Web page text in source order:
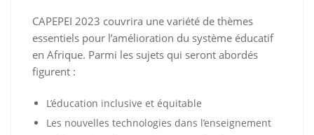
CAPEPEI 2023 couvrira une variété de thèmes
essentiels pour l’amélioration du système éducatif
en Afrique. Parmi les sujets qui seront abordés
figurent :
L’éducation inclusive et équitable
Les nouvelles technologies dans l’enseignement